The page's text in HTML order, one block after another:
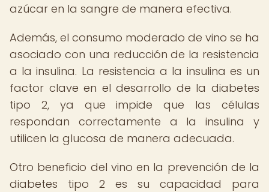
azúcar en la sangre de manera efectiva.
Además, el consumo moderado de vino se ha
asociado con una reducción de la resistencia
a la insulina. La resistencia a la insulina es un
factor clave en el desarrollo de la diabetes
tipo 2, ya que impide que las células
respondan correctamente a la insulina y
utilicen la glucosa de manera adecuada.
Otro beneficio del vino en la prevención de la
diabetes tipo 2 es su capacidad para